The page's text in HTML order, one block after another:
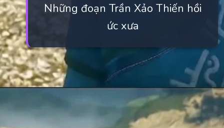
Những đoạn Trần Xảo Thiến hồi
ức xưa
https://manhua.edu.vn/tran-xao-thien